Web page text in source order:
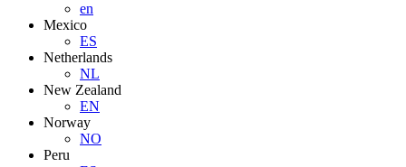
en
Mexico
ES
Netherlands
NL
New Zealand
EN
Norway
NO
Peru